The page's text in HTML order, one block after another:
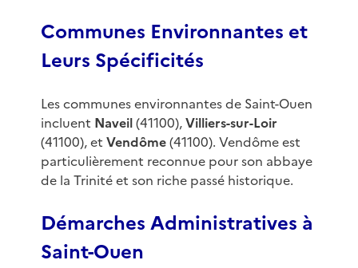
Communes Environnantes et
Leurs Spécificités
Les communes environnantes de Saint-Ouen
incluent Naveil(41100),Villiers-sur-Loir
(41100), et Vendôme(41100). Vendôme est
particulièrement reconnue pour son abbaye
de la Trinité et son riche passé historique.
Démarches Administratives à
Saint-Ouen